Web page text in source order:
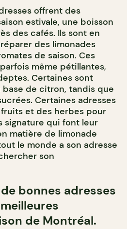
offrent des
estivale, une boisson
des cafés. Ils sont en
des limonades
de saison. Ces
même pétillantes,
Certaines sont
base de citron, tandis que
Certaines adresses
et des herbes pour
signature qui font leur
matière de limonade
le monde a son adresse
son
bonnes adresses
de Montréal.